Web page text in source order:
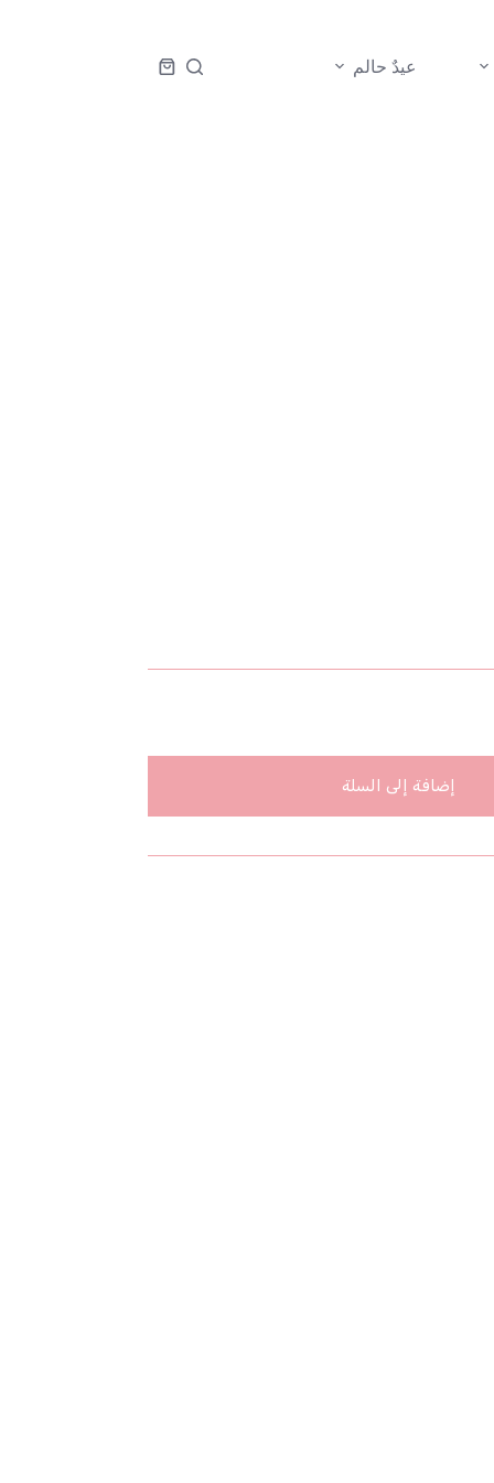
عيدٌ حالم
عربة
إضافة إلى السلة